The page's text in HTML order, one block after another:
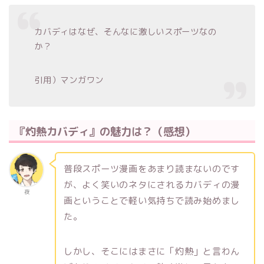
カバディはなぜ、そんなに激しいスポーツなの
か？
引用）マンガワン
『灼熱カバディ』の魅力は？（感想）
夜
普段スポーツ漫画をあまり読まないのです
が、よく笑いのネタにされるカバディの漫
画ということで軽い気持ちで読み始めまし
た。
しかし、そこにはまさに「灼熱」と言わん